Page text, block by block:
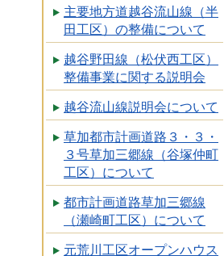
主要地方道越谷流山線（半
田工区）の整備について
越谷野田線（松伏西工区）
整備事業に関する説明会
越谷流山線説明会について
草加都市計画道路３・３・
３号草加三郷線（谷塚仲町
工区）について
都市計画道路草加三郷線
（瀬崎町工区）について
元荒川工区オープンハウス